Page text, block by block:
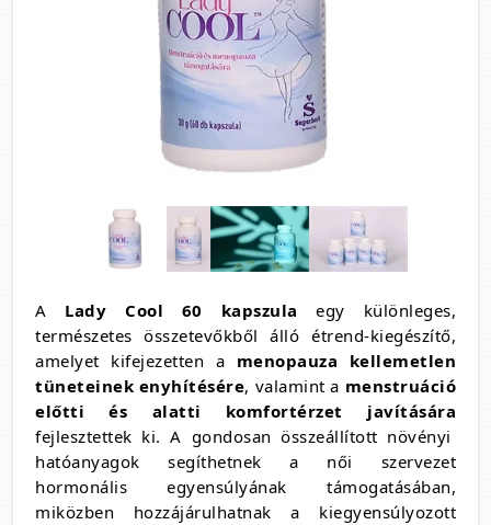
A Lady Cool 60 kapszula egy különleges,
természetes összetevőkből álló étrend-kiegészítő,
amelyet kifejezetten a menopauza kellemetlen
tüneteinek enyhítésére, valamint a menstruáció
előtti és alatti komfortérzet javítására
fejlesztettek ki. A gondosan összeállított növényi
hatóanyagok segíthetnek a női szervezet
hormonális egyensúlyának támogatásában,
miközben hozzájárulhatnak a kiegyensúlyozott